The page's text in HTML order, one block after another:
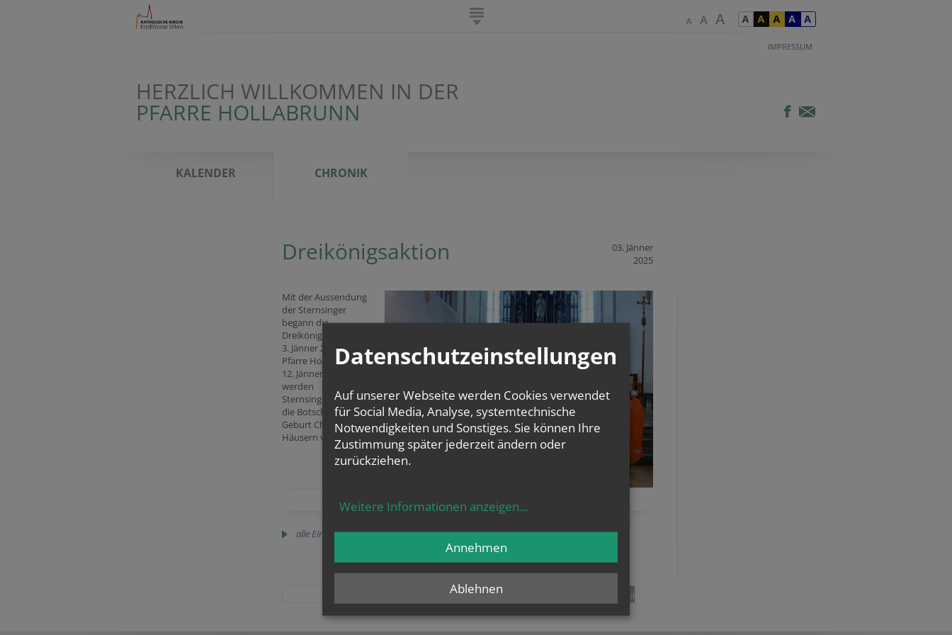
IMPRESSUM
HERZLICH WILLKOMMEN IN DER
PFARRE HOLLABRUNN
KALENDER CHRONIK
Dreikönigsaktion
03. Jänner
2025
Mit der Aussendung
der Sternsinger
begann die
Dreikönigsaktion am
3. Jänner 2025 in der
Pfarre Hollabrunn. Bis
12. Jänner 2025
werden
Sternsingergruppen
die Botschaft von der
Geburt Christi in den
Häusern verkünden.
alle Einträge anzeigen
pin it
Datenschutzeinstellungen
Auf unserer Webseite werden Cookies verwendet
für Social Media, Analyse, systemtechnische
Notwendigkeiten und Sonstiges. Sie können Ihre
Zustimmung später jederzeit ändern oder
zurückziehen.
Weitere Informationen anzeigen...
Ablehnen
Annehmen